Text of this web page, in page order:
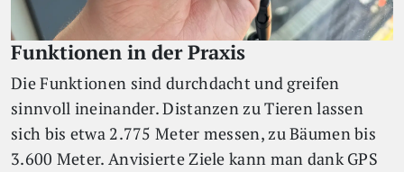
Funktionen in der Praxis
Die Funktionen sind durchdacht und greifen
sinnvoll ineinander. Distanzen zu Tieren lassen
sich bis etwa 2.775 Meter messen, zu Bäumen bis
3.600 Meter. Anvisierte Ziele kann man dank GPS